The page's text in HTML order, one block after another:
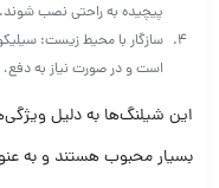
پیچیده به راحتی نصب شوند.
سازگار با محیط زیست:
است و در صورت نیاز به
این شیلنگ‌ها به دلیل
بسیار محبوب هستند و به